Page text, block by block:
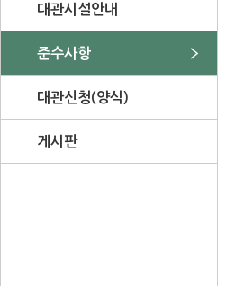
대관시설안내
준수사항
대관신청(양식)
게시판